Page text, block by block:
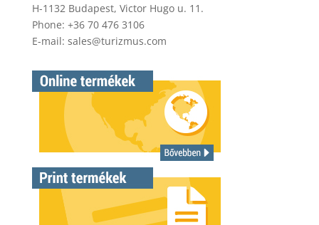
H-1132 Budapest, Victor Hugo u. 11.
Phone: +36 70 476 3106
E-mail: sales@turizmus.com